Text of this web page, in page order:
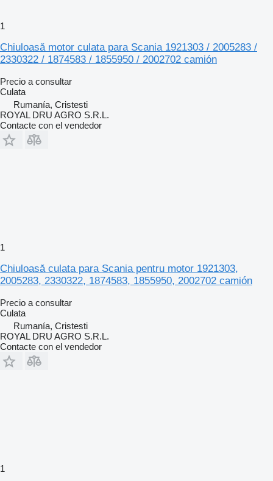
1
Chiuloasă motor culata para Scania 1921303 / 2005283 /
2330322 / 1874583 / 1855950 / 2002702 camión
Precio a consultar
Culata
Rumanía, Cristesti
ROYAL DRU AGRO S.R.L.
Contacte con el vendedor
1
Chiuloasă culata para Scania pentru motor 1921303,
2005283, 2330322, 1874583, 1855950, 2002702 camión
Precio a consultar
Culata
Rumanía, Cristesti
ROYAL DRU AGRO S.R.L.
Contacte con el vendedor
1